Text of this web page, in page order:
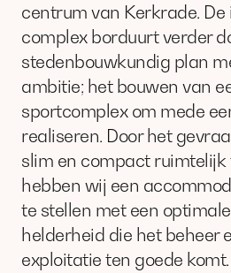
centrum van Kerkrade.
complex borduurt verder
stedenbouwkundig plan
ambitie; het bouwen van
sportcomplex om mede
realiseren. Door het
slim en compact ruimtelijk
hebben wij een
te stellen met een
helderheid die het beheer
exploitatie ten goede